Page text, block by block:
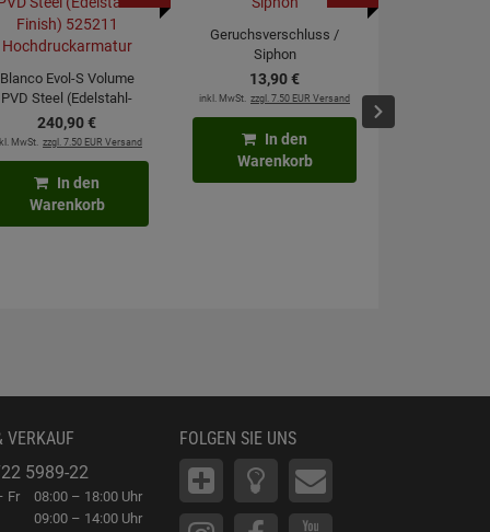
Blanco Evol-S Volume
PVD Steel (Edelstahl-
Finish) 525211
Hochdruckarmatur
240,90€
MwSt. zzgl. 7.50 EUR Versand
In den
Warenkorb
Geruchsverschluss /
Siphon
13,90€
inkl. MwSt. zzgl. 7.50 EUR Versand
In den
Warenkorb
VERKAUF
5989-22
Fr
08:00 – 18:00 Uhr
09:00 – 14:00 Uhr
FOLGEN SIE UNS